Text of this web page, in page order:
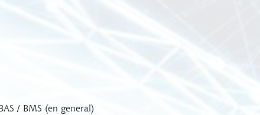
/ BMS (en general)